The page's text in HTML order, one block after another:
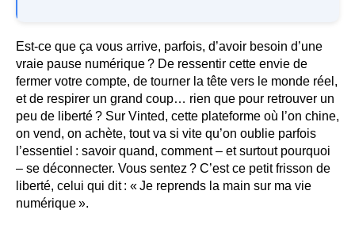
Est-ce que ça vous arrive, parfois, d’avoir besoin d’une
vraie pause numérique ? De ressentir cette envie de
fermer votre compte, de tourner la tête vers le monde réel,
et de respirer un grand coup… rien que pour retrouver un
peu de liberté ? Sur Vinted, cette plateforme où l’on chine,
on vend, on achète, tout va si vite qu’on oublie parfois
l’essentiel : savoir quand, comment – et surtout pourquoi
– se déconnecter. Vous sentez ? C’est ce petit frisson de
liberté, celui qui dit : « Je reprends la main sur ma vie
numérique ».